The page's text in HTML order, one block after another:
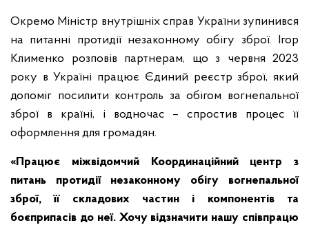
Окремо Міністр внутрішніх справ України зупинився
на питанні протидії незаконному обігу зброї. Ігор
Клименко розповів партнерам, що з червня 2023
року в Україні працює Єдиний реєстр зброї, який
допоміг посилити контроль за обігом вогнепальної
зброї в країні, і водночас – спростив процес її
оформлення для громадян.
«Працює міжвідомчий Координаційний центр з
питань протидії незаконному обігу вогнепальної
зброї, її складових частин і компонентів та
боєприпасів до неї. Хочу відзначити нашу співпрацю